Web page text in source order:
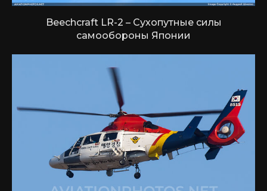
Beechcraft LR-2 – Сухопутные силы
самообороны Японии